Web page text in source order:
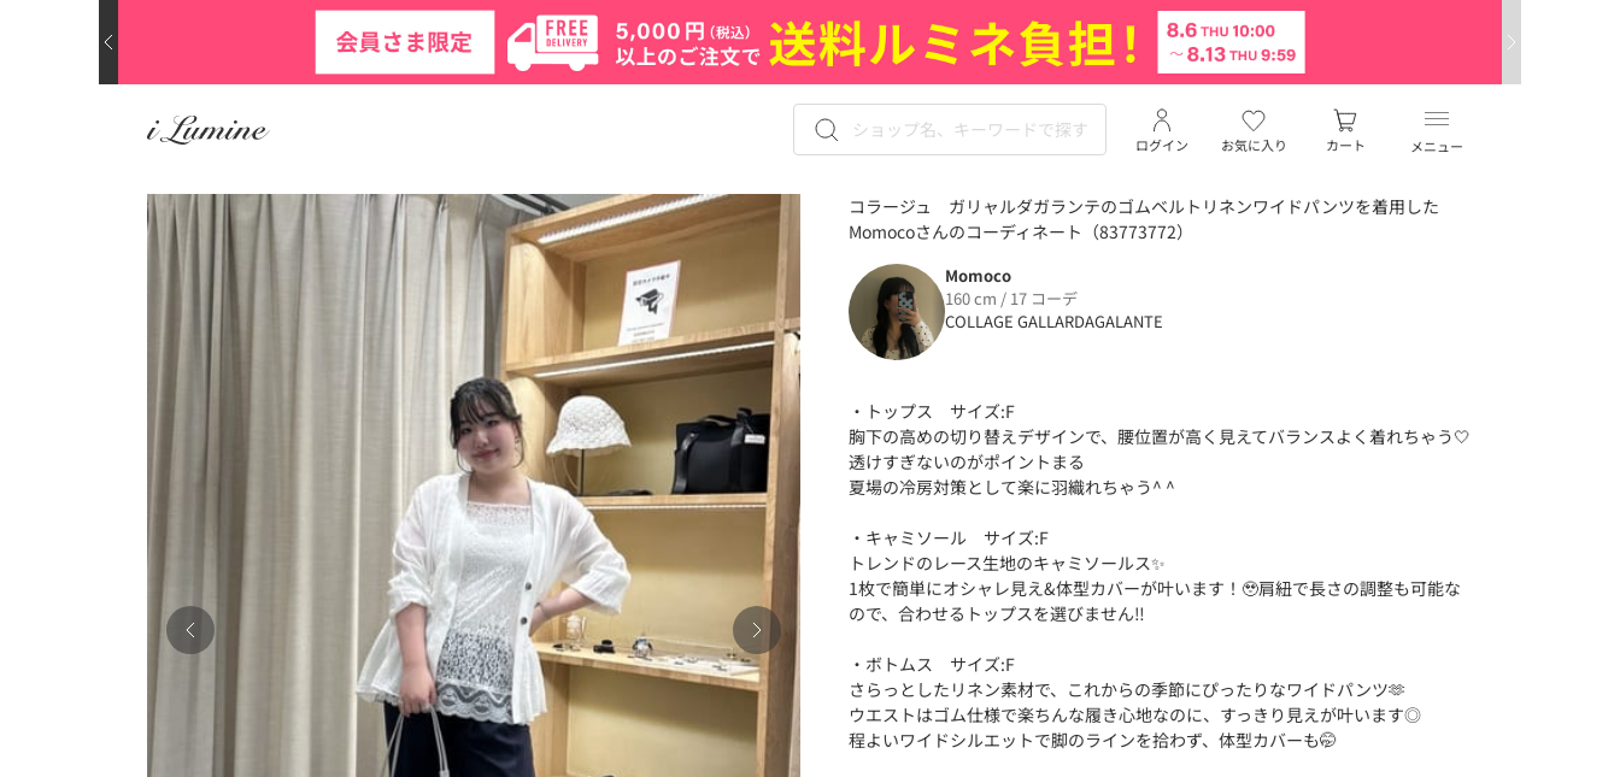
メニュー
お気に入り
ログイン カート
コラージュ ガリャルダガランテのゴムベルトリネンワイドパンツを着用した
Momocoさんのコーディネート（83773772）
Momoco
160 cm / 17 コーデ
COLLAGE GALLARDAGALANTE
・トップス サイズ:F
胸下の高めの切り替えデザインで、腰位置が高く見えてバランスよく着れちゃう🤍
透けすぎないのがポイントまる
夏場の冷房対策として楽に羽織れちゃう^ ^
・キャミソール サイズ:F
トレンドのレース生地のキャミソールス✨
1枚で簡単にオシャレ見え&体型カバーが叶います！🥹肩紐で長さの調整も可能な
ので、合わせるトップスを選びません‼️
・ボトムス サイズ:F
さらっとしたリネン素材で、これからの季節にぴったりなワイドパンツ🫶
ウエストはゴム仕様で楽ちんな履き心地なのに、すっきり見えが叶います◎
程よいワイドシルエットで脚のラインを拾わず、体型カバーも🤭